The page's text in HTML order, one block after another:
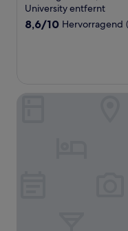
Unterkunft
University entfernt
8.6
8,6/10 Hervorragend